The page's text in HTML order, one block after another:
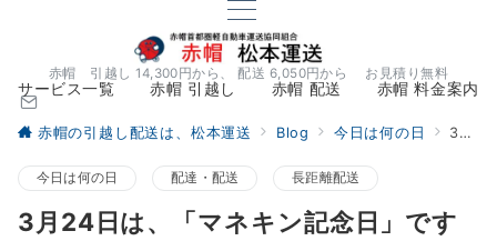
赤帽 引越し 14,300円から、 配送 6,050円から お見積り無料
サービス一覧 赤帽 引越し 赤帽 配送 赤帽 料金案内
赤帽の引越し配送は、松本運送 Blog 今日は何の日 3月24日は、「マネキン記念日」です
今日は何の日 配達・配送 長距離配送
3月24日は、「マネキン記念日」です